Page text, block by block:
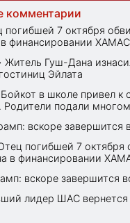
комментарии
погибшей 7 октября
финансировании ХАМАС
Житель Гуш-Дана
Эйлата
Бойкот в школе привел к
Родители подали
вскоре завершится
погибшей 7 октября
в финансировании
вскоре завершится
лидер ШАС